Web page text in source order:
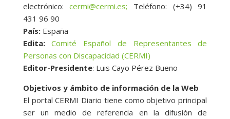
electrónico:cermi@cermi.es; Teléfono: (+34) 91
431 96 90
País:España
Edita:Comité Español de Representantes de
Personas con Discapacidad (CERMI)
Editor-Presidente: Luis Cayo Pérez Bueno
Objetivos y ámbito de información de la Web
El portal CERMI Diario tiene como objetivo principal
ser un medio de referencia en la difusión de